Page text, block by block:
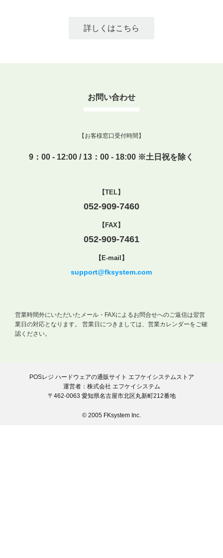
詳しくはこちら
お問い合わせ
【お客様窓口受付時間】
9：00 - 12:00 / 13：00 - 18:00 ※土日祝を除く
【TEL】
052-909-7460
【FAX】
052-909-7461
【E-mail】
support@fksystem.com
営業時間外にいただいたメール・FAXによるお問合せへのご返信は翌営
業日の対応となります。
営業日につきましては、営業カレンダーをご確
認ください。
POSレジ ハードウェアの通販サイト エフケイシステムストア
運営者：株式会社 エフケイシステム
〒462-0063 愛知県名古屋市北区丸新町212番地
© 2005 FKsystem Inc.